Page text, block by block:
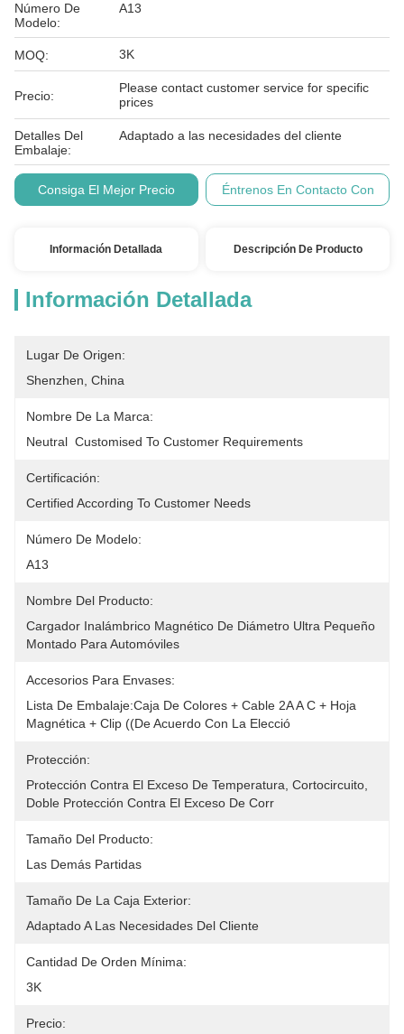
Número De
Modelo:
A13
MOQ: 3K
Precio:
Please contact customer service for specific
prices
Detalles Del
Embalaje:
Adaptado a las necesidades del cliente
Condiciones De
Pago:Consiga El Mejor Precio Éntrenos En Contacto Con
Información Detallada Descripción De Producto
Información Detallada
Lugar De Origen:
Shenzhen, China
Nombre De La Marca:
Neutral  Customised To Customer Requirements
Certificación:
Certified According To Customer Needs
Número De Modelo:
A13
Nombre Del Producto:
Cargador Inalámbrico Magnético De Diámetro Ultra Pequeño
Montado Para Automóviles
Accesorios Para Envases:
Lista De Embalaje:Caja De Colores + Cable 2A A C + Hoja
Magnética + Clip ((de Acuerdo Con La Elecció
Protección:
Protección Contra El Exceso De Temperatura, Cortocircuito,
Doble Protección Contra El Exceso De Corr
Tamaño Del Producto:
Las Demás Partidas
Tamaño De La Caja Exterior:
Adaptado A Las Necesidades Del Cliente
Cantidad De Orden Mínima:
3K
Precio: